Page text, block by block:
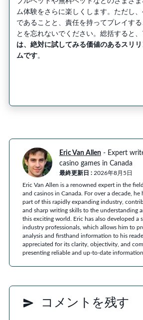
ム体験をさらに楽しくします。ただし
であることと、責任を持ってプレイす
とを忘れないでください。総括すると、
は、絶対に試してみる価値のあるスリ
ムです。
Eric Van Allen- Expert
casino games in Canada
最終更新日 : 2026年8月5日
Eric Van Allen is a renowned expert in the
and casinos in Canada. For over a decade, he
part of this rapidly expanding industry,
and sharp writing skills to the understanding
this exciting world. Eric has also developed a
industry professionals, which allows him to
analysis and firsthand information to his
appreciated for its clarity, objectivity, and
presenting reliable and up-to-date information.
コメントを残す